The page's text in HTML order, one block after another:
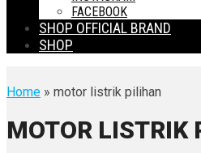
FACEBOOK
SHOP OFFICIAL BRAND
SHOP
Home » motor listrik pilihan
MOTOR LISTRIK